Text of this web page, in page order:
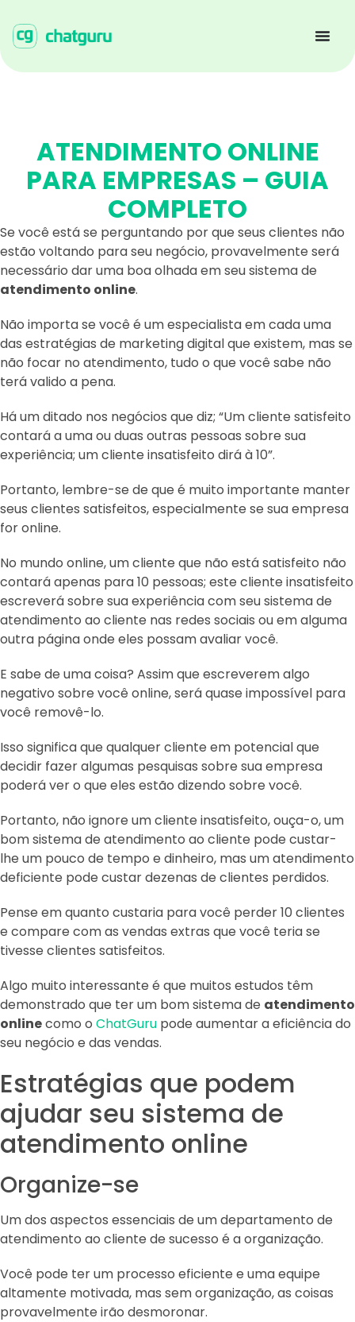
ATENDIMENTO ONLINE
PARA EMPRESAS – GUIA
COMPLETO
Se você está se perguntando por que seus clientes não
estão voltando para seu negócio, provavelmente será
necessário dar uma boa olhada em seu sistema de
atendimento online.
Não importa se você é um especialista em cada uma
das estratégias de marketing digital que existem, mas se
não focar no atendimento, tudo o que você sabe não
terá valido a pena.
Há um ditado nos negócios que diz; “Um cliente satisfeito
contará a uma ou duas outras pessoas sobre sua
experiência; um cliente insatisfeito dirá à 10”.
Portanto, lembre-se de que é muito importante manter
seus clientes satisfeitos, especialmente se sua empresa
for online.
No mundo online, um cliente que não está satisfeito não
contará apenas para 10 pessoas; este cliente insatisfeito
escreverá sobre sua experiência com seu sistema de
atendimento ao cliente nas redes sociais ou em alguma
outra página onde eles possam avaliar você.
E sabe de uma coisa? Assim que escreverem algo
negativo sobre você online, será quase impossível para
você removê-lo.
Isso significa que qualquer cliente em potencial que
decidir fazer algumas pesquisas sobre sua empresa
poderá ver o que eles estão dizendo sobre você.
Portanto, não ignore um cliente insatisfeito, ouça-o, um
bom sistema de atendimento ao cliente pode custar-
lhe um pouco de tempo e dinheiro, mas um atendimento
deficiente pode custar dezenas de clientes perdidos.
Pense em quanto custaria para você perder 10 clientes
e compare com as vendas extras que você teria se
tivesse clientes satisfeitos.
Algo muito interessante é que muitos estudos têm
demonstrado que ter um bom sistema de atendimento
onlinecomo o ChatGuru pode aumentar a eficiência do
seu negócio e das vendas.
Estratégias que podem
ajudar seu sistema de
atendimento online
Organize-se
Um dos aspectos essenciais de um departamento de
atendimento ao cliente de sucesso é a organização.
Você pode ter um processo eficiente e uma equipe
altamente motivada, mas sem organização, as coisas
provavelmente irão desmoronar.